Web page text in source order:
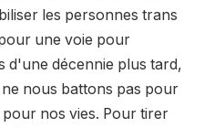
les personnes trans
une voie pour
d'une décennie plus tard,
nous battons pas pour
nos vies. Pour tirer